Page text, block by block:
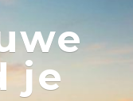
je